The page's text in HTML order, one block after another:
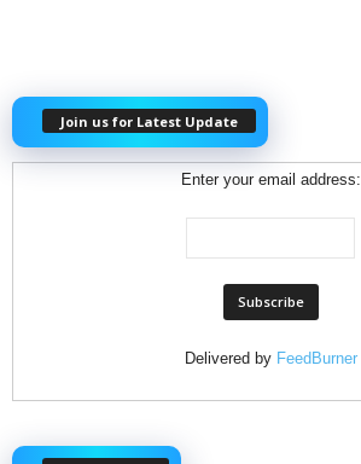
Join us for Latest Update
Enter your email address:
Delivered by FeedBurner